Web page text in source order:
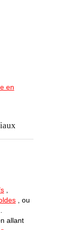
en
, ou
allant